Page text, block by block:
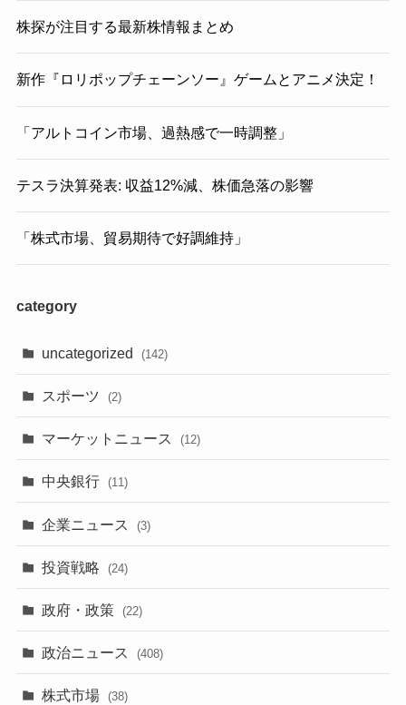
株探が注目する最新株情報まとめ
新作『ロリポップチェーンソー』ゲームとアニメ決定！
「アルトコイン市場、過熱感で一時調整」
テスラ決算発表: 収益12%減、株価急落の影響
「株式市場、貿易期待で好調維持」
category
uncategorized (142)
スポーツ (2)
マーケットニュース (12)
中央銀行 (11)
企業ニュース (3)
投資戦略 (24)
政府・政策 (22)
政治ニュース (408)
株式市場 (38)